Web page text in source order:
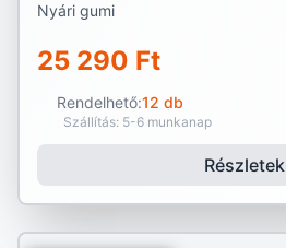
Nyári gumi
25 290 Ft
Rendelhető:12 db
Szállítás: 5-6 munkanap
Részletek